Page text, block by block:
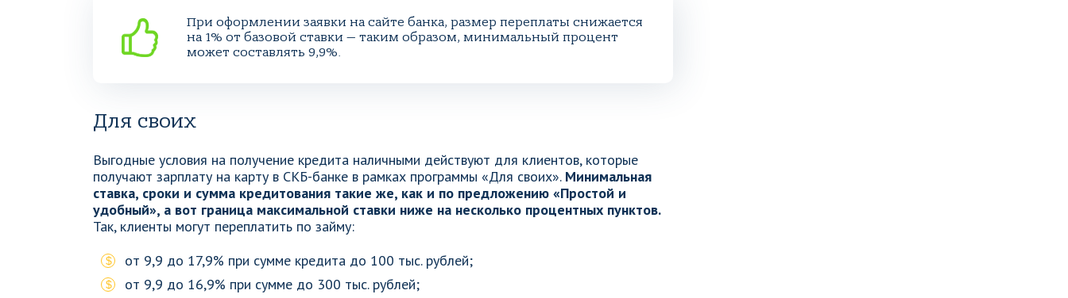
При оформлении заявки на сайте банка, размер переплаты снижается
на 1% от базовой ставки — таким образом, минимальный процент
может составлять 9,9%.
Для своих
Выгодные условия на получение кредита наличными действуют для клиентов, которые
получают зарплату на карту в СКБ-банке в рамках программы «Для своих». Минимальная
ставка, сроки и сумма кредитования такие же, как и по предложению «Простой и
удобный», а вот граница максимальной ставки ниже на несколько процентных пунктов.
Так, клиенты могут переплатить по займу:
от 9,9 до 17,9% при сумме кредита до 100 тыс. рублей;
от 9,9 до 16,9% при сумме до 300 тыс. рублей;